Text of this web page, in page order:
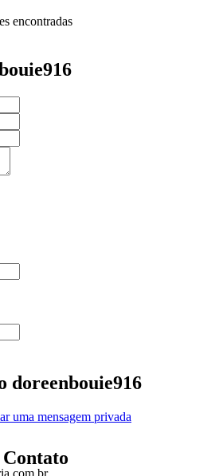
encontradas
doreenbouie916
uma mensagem privada